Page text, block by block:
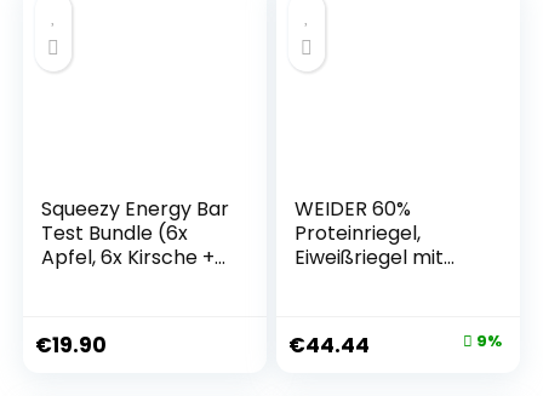
Squeezy Energy Bar
Test Bundle (6x
Apfel, 6x Kirsche +
er Energieriegel –
Fitness & Energie
€19.90
WEIDER 60%
Proteinriegel,
Eiweißriegel mit
Protein Riegel mit
€44.44 9%